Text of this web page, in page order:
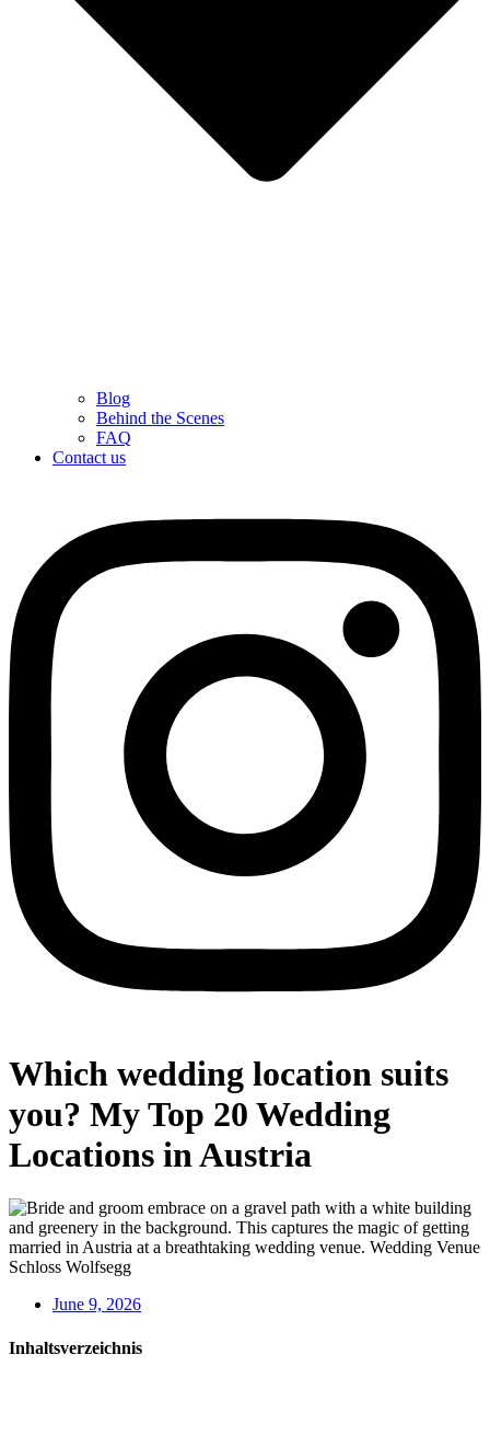
Blog
Behind the Scenes
FAQ
Contact us
Which wedding location suits
you? My Top 20 Wedding
Locations in Austria
June 9, 2026
Inhaltsverzeichnis